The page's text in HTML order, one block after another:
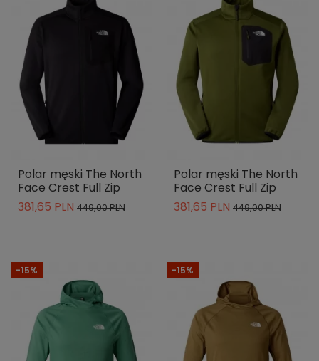
Polar męski The North
Face Crest Full Zip
381,65 PLN 449,00 PLN
Polar męski The North
Face Crest Full Zip
381,65 PLN 449,00 PLN
-15% -15%